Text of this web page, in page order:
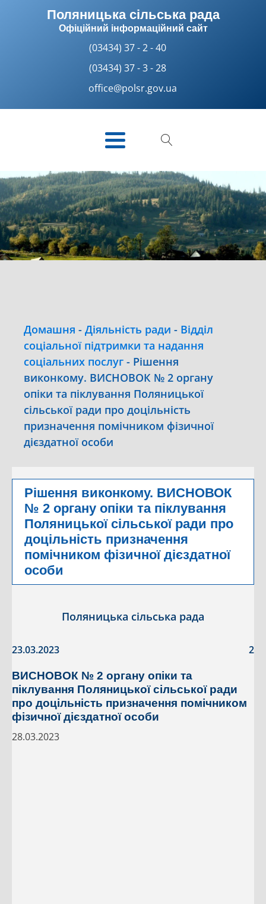
Поляницька сільська рада
Офіційний інформаційний сайт
(03434) 37 - 2 - 40
(03434) 37 - 3 - 28
office@polsr.gov.ua
Домашня - Діяльність ради - Відділ
соціальної підтримки та надання
соціальних послуг - Рішення
виконкому. ВИСНОВОК № 2 органу
опіки та піклування Поляницької
сільської ради про доцільність
призначення помічником фізичної
дієздатної особи
Рішення виконкому. ВИСНОВОК
№ 2 органу опіки та піклування
Поляницької сільської ради про
доцільність призначення
помічником фізичної дієздатної
особи
Поляницька сільська рада
23.03.2023 2
ВИСНОВОК № 2 органу опіки та
піклування Поляницької сільської ради
про доцільність призначення помічником
фізичної дієздатної особи
28.03.2023